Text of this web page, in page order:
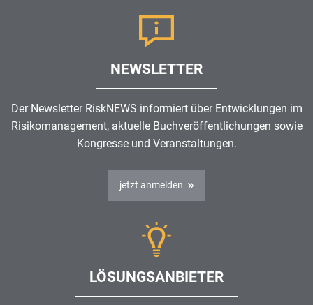
NEWSLETTER
Der Newsletter RiskNEWS informiert über Entwicklungen im
Risikomanagement, aktuelle Buchveröffentlichungen sowie
Kongresse und Veranstaltungen.
jetzt anmelden
LÖSUNGSANBIETER